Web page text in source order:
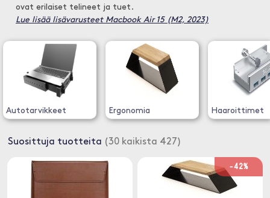
ovat erilaiset telineet ja tuet.
Lue lisää lisävarusteet Macbook Air 15 (M2, 2023)
Autotarvikkeet Ergonomia Haaroittimet
Suosittuja tuotteita (30 kaikista 427)
-42%